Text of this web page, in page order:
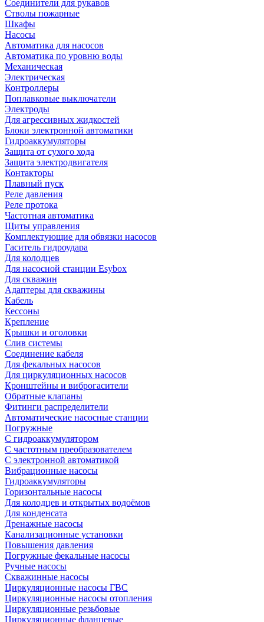
Соединители для рукавов
Стволы пожарные
Шкафы
Насосы
Автоматика для насосов
Автоматика по уровню воды
Механическая
Электрическая
Контроллеры
Поплавковые выключатели
Электроды
Для агрессивных жидкостей
Блоки электронной автоматики
Гидроаккумуляторы
Защита от сухого хода
Защита электродвигателя
Контакторы
Плавный пуск
Реле давления
Реле протока
Частотная автоматика
Щиты управления
Комплектующие для обвязки насосов
Гаситель гидроудара
Для колодцев
Для насосной станции Esybox
Для скважин
Адаптеры для скважины
Кабель
Кессоны
Крепление
Крышки и оголовки
Слив системы
Соединение кабеля
Для фекальных насосов
Для циркуляционных насосов
Кронштейны и виброгасители
Обратные клапаны
Фитинги распределители
Автоматические насосные станции
Погружные
С гидроаккумулятором
С частотным преобразователем
С электронной автоматикой
Вибрационные насосы
Гидроаккумуляторы
Горизонтальные насосы
Для колодцев и открытых водоёмов
Для конденсата
Дренажные насосы
Канализационные установки
Повышения давления
Погружные фекальные насосы
Ручные насосы
Скважинные насосы
Циркуляционные насосы ГВС
Циркуляционные насосы отопления
Циркуляционные резьбовые
Циркуляционные фланцевые